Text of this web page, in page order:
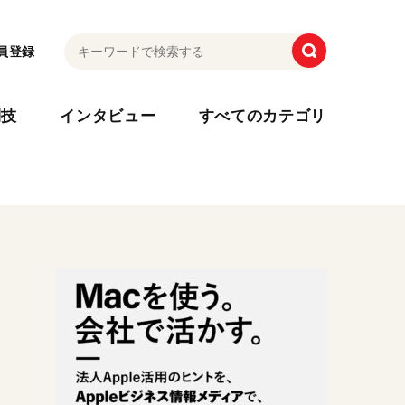
登録
インタビュー すべてのカテゴリ